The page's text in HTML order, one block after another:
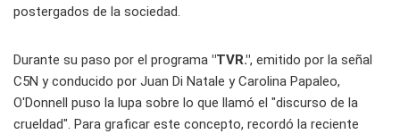
postergados de la sociedad.
Durante su paso por el programa "TVR.", emitido por la señal
C5N y conducido por Juan Di Natale y Carolina Papaleo,
O'Donnell puso la lupa sobre lo que llamó el "discurso de la
crueldad". Para graficar este concepto, recordó la reciente